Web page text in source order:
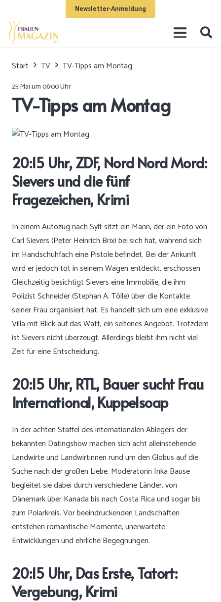
Newsletter-Anmeldung
Start TV TV-Tipps am Montag
25 Mai um 06:00 Uhr
TV-Tipps am Montag
20:15 Uhr, ZDF, Nord Nord Mord:
Sievers und die fünf
Fragezeichen, Krimi
In einem Autozug nach Sylt sitzt ein Mann, der ein Foto von
Carl Sievers (Peter Heinrich Brix) bei sich hat, während sich
im Handschuhfach eine Pistole befindet. Bei der Ankunft
wird er jedoch tot in seinem Wagen entdeckt, erschossen.
Gleichzeitig besichtigt Sievers eine Immobilie, die ihm
Polizist Schneider (Stephan A. Tölle) über die Kontakte
seiner Frau organisiert hat. Es handelt sich um eine exklusive
Villa mit Blick auf das Watt, ein seltenes Angebot. Trotzdem
ist Sievers nicht überzeugt. Allerdings bleibt ihm nicht viel
Zeit für eine Entscheidung.
20:15 Uhr, RTL, Bauer sucht Frau
International, Kuppelsoap
In der achten Staffel des internationalen Ablegers der
bekannten Datingshow machen sich acht alleinstehende
Landwirte und Landwirtinnen rund um den Globus auf die
Suche nach der großen Liebe. Moderatorin Inka Bause
begleitet sie dabei durch verschiedene Länder, von
Dänemark über Kanada bis nach Costa Rica und sogar bis
zum Polarkreis. Vor beeindruckenden Landschaften
entstehen romantische Momente, unerwartete
Entwicklungen und ehrliche Begegnungen.
20:15 Uhr, Das Erste, Tatort:
Vergebung, Krimi